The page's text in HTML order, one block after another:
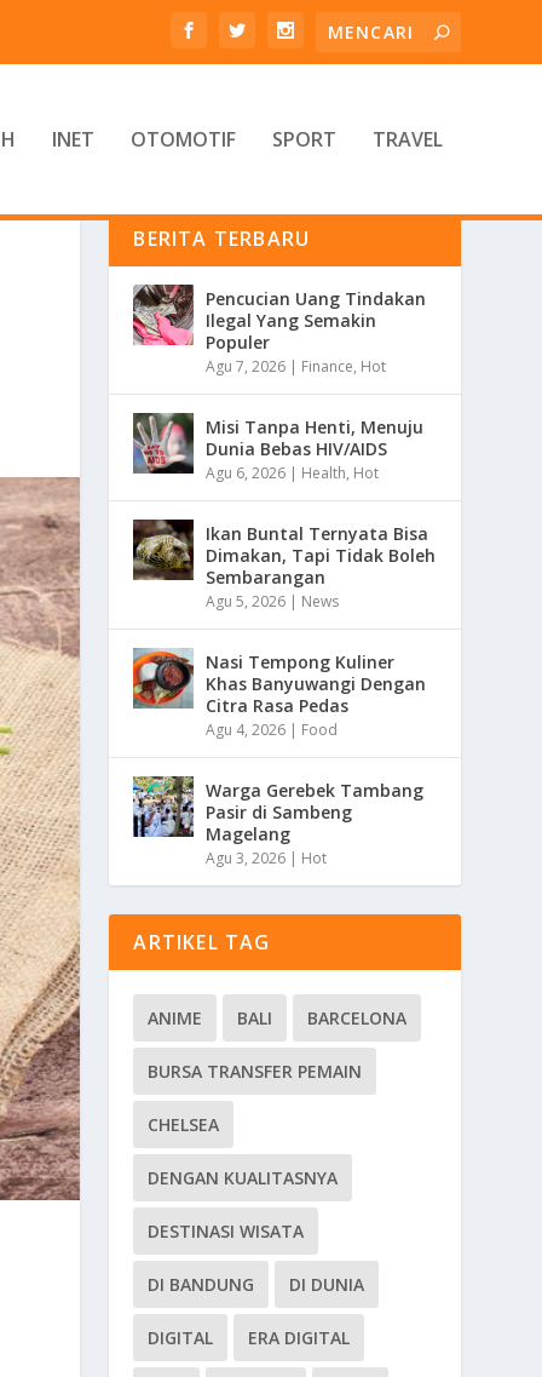
INET OTOMOTIF SPORT TRAVEL
BERITA TERBARU
Pencucian Uang Tindakan
Ilegal Yang Semakin
Populer
Agu 7, 2026 | Finance, Hot
Misi Tanpa Henti, Menuju
Dunia Bebas HIV/AIDS
Agu 6, 2026 | Health, Hot
Ikan Buntal Ternyata Bisa
Dimakan, Tapi Tidak Boleh
Sembarangan
Agu 5, 2026 | News
Nasi Tempong Kuliner
Khas Banyuwangi Dengan
Citra Rasa Pedas
Agu 4, 2026 | Food
Warga Gerebek Tambang
Pasir di Sambeng
Magelang
Agu 3, 2026 | Hot
ARTIKEL TAG
ANIME BALI BARCELONA
BURSA TRANSFER PEMAIN
CHELSEA
DENGAN KUALITASNYA
DESTINASI WISATA
DI BANDUNG DI DUNIA
DIGITAL ERA DIGITAL